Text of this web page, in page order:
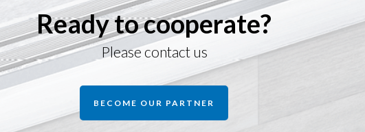
Ready to cooperate?
Please contact us
BECOME OUR PARTNER